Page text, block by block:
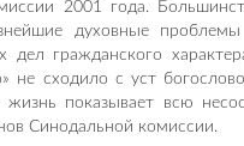
2001 года.
духовные
дел гражданского
не сходило с уст
показывает всю
Синодальной комиссии.